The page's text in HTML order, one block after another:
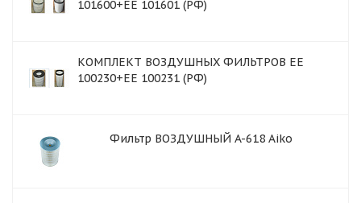
101600+EE 101601 (РФ)
КОМПЛЕКТ ВОЗДУШНЫХ ФИЛЬТРОВ ЕЕ
100230+EE 100231 (РФ)
Фильтр ВОЗДУШНЫЙ A-618 Aiko